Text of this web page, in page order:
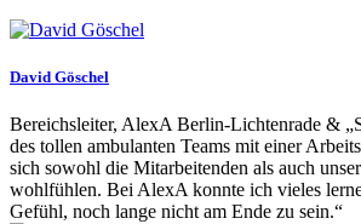
David Göschel
Bereichsleiter, AlexA Berlin-Lichtenrade &
des tollen ambulanten Teams mit einer
sich sowohl die Mitarbeitenden als auch
wohlfühlen. Bei AlexA konnte ich vieles
Gefühl, noch lange nicht am Ende zu sein.“